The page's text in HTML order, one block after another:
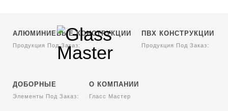
АЛЮМИНИЕВЫЕ КОНСТРУКЦИИ
Продукция Под Заказ:
ПВХ КОНСТРУКЦИИ
Продукция Под Заказ:
ДОБОРНЫЕ
Элементы Под Заказ:
О КОМПАНИИ
Гласс Мастер